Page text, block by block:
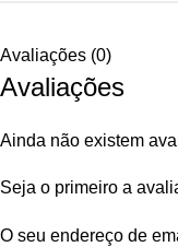
Avaliações (0)
Avaliações
Ainda não existem
Seja o primeiro a
O seu endereço de